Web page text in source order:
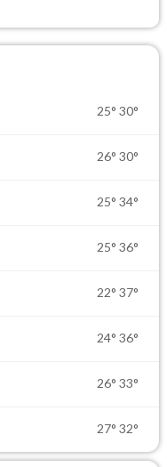
25° 30°
26° 30°
25° 34°
25° 36°
22° 37°
24° 36°
26° 33°
27° 32°